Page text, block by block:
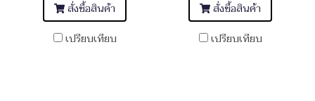
สั่งซื้อสินค้า
เปรียบเทียบ
สั่งซื้อสินค้า
เปรียบเทียบ